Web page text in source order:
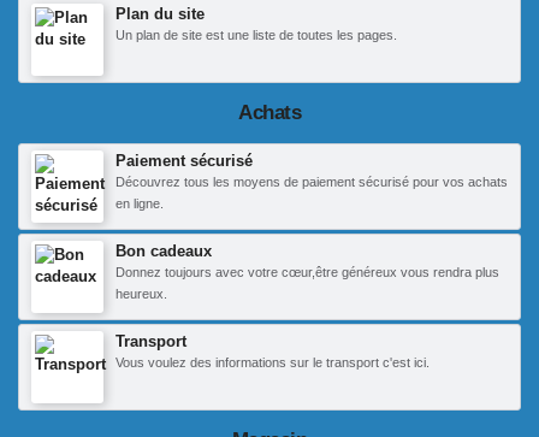
Plan du site
Un plan de site est une liste de toutes les pages.
Achats
Paiement sécurisé
Découvrez tous les moyens de paiement sécurisé pour vos achats
en ligne.
Bon cadeaux
Donnez toujours avec votre cœur,être généreux vous rendra plus
heureux.
Transport
Vous voulez des informations sur le transport c'est ici.